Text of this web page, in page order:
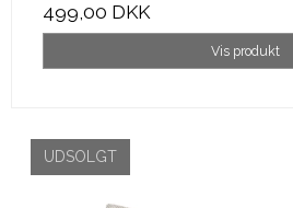
499,00 DKK
Vis produkt
UDSOLGT